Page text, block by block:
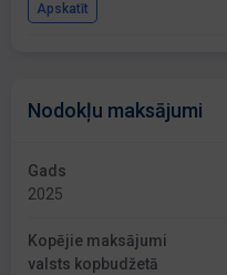
Apskatīt
Nodokļu maksājumi
Gads
2025
Kopējie maksājumi
valsts kopbudžetā